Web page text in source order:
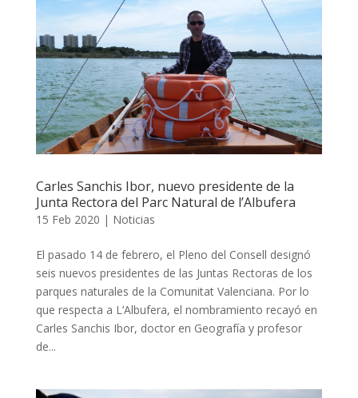
Carles Sanchis Ibor, nuevo presidente de la
Junta Rectora del Parc Natural de l’Albufera
15 Feb 2020 | Noticias
El pasado 14 de febrero, el Pleno del Consell designó
seis nuevos presidentes de las Juntas Rectoras de los
parques naturales de la Comunitat Valenciana. Por lo
que respecta a L’Albufera, el nombramiento recayó en
Carles Sanchis Ibor, doctor en Geografía y profesor
de...